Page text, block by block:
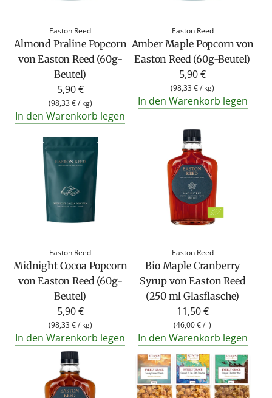
Easton Reed
Almond Praline Popcorn
von Easton Reed (60g-
Beutel)
5,90 €
(98,33 €/ kg)
In den Warenkorb legen
Easton Reed
Amber Maple Popcorn von
Easton Reed (60g-Beutel)
5,90 €
(98,33 €/ kg)
In den Warenkorb legen
Easton Reed
Midnight Cocoa Popcorn
von Easton Reed (60g-
Beutel)
5,90 €
(98,33 €/ kg)
In den Warenkorb legen
Easton Reed
Bio Maple Cranberry
Syrup von Easton Reed
(250 ml Glasflasche)
11,50 €
(46,00 €/ l)
In den Warenkorb legen